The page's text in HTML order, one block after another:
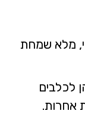
מלא שמחת
לכלבים